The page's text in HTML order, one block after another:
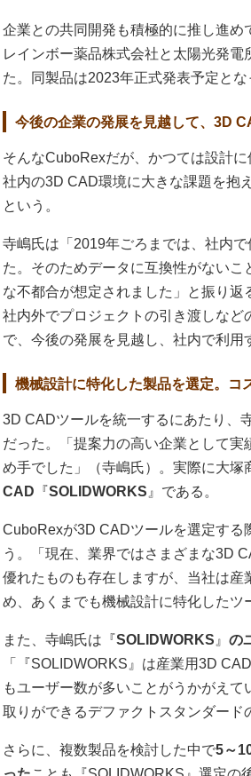
企業との共同開発も積極的に推し進
レインボー薬品株式会社と太陽光発
た。同製品は2023年正式発表予定とな
今後の企業の発展を見越して、3D
そんなCuboRexだが、かつては設計に
社内の3D CAD環境に大きな課題を抱
という。
寺嶋氏は「2019年ごろまでは、社内
た。そのためデータに互換性がない
な不都合が想定されました」と振り返
社内外でプロジェクトの引き渡しなど
で、今後の発展を見越し、社内で利用
機械設計に特化した製品を選定。コ
3D CADツールを統一するにあたり、
だった。「提案力の高い企業として
め手でした」（寺嶋氏）。実際に大塚
CAD 『 SOLIDWORKS』である。
CuboRexが3D CADツールを選定する
う。「現在、業界ではさまざまな3D
優れたものも存在しますが、当社は
め、あくまでも機械設計に特化したツ
また、寺嶋氏は『 SOLIDWORKS』 の
「『SOLIDWORKS』は産業用3D
もユーザー数が多いことがうかがえ
取りができるデファクトスタンダード
さらに、複数製品を検討した中で5～